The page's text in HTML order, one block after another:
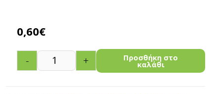
0,60€
- + Προσθήκη στο
καλάθι